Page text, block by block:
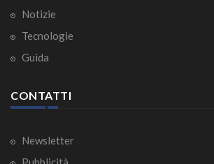
Notizie
Tecnologie
Guida
CONTATTI
Newsletter